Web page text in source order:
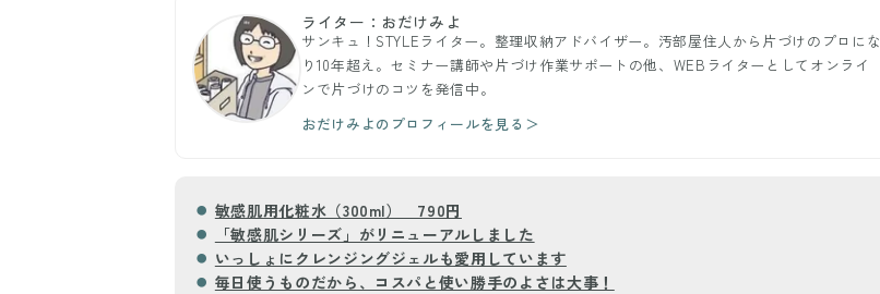
ライター：おだけみよ
サンキュ！STYLEライター。整理収納アドバイザー。汚部屋住人から片づけのプロにな
り10年超え。セミナー講師や片づけ作業サポートの他、WEBライターとしてオンライ
ンで片づけのコツを発信中。
おだけみよのプロフィールを見る＞
敏感肌用化粧水（300ml） 790円
「敏感肌シリーズ」がリニューアルしました
いっしょにクレンジングジェルも愛用しています
毎日使うものだから、コスパと使い勝手のよさは大事！